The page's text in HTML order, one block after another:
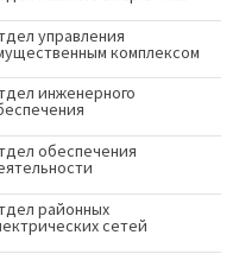
управления
комплексом
инженерного
обеспечения
районных
сетей